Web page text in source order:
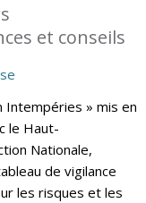
et conseils
Intempéries » mis en
le Haut-
Nationale,
de vigilance
les risques et les